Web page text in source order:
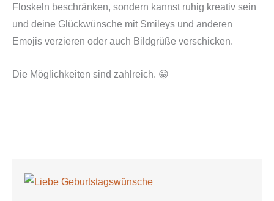
Floskeln beschränken, sondern kannst ruhig kreativ sein
und deine Glückwünsche mit Smileys und anderen
Emojis verzieren oder auch Bildgrüße verschicken.
Die Möglichkeiten sind zahlreich. 😀